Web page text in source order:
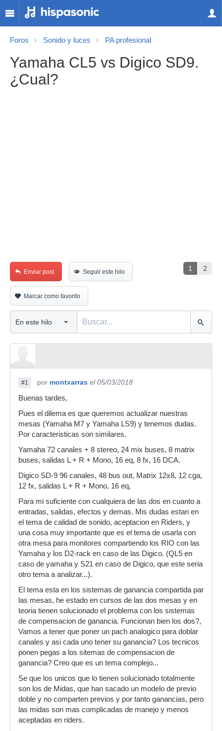
Foros Sonido y luces PA profesional
Yamaha CL5 vs Digico SD9.
¿Cual?
1 2
Enviar post Seguir este hilo
Marcar como favorito
#1 por montxarras el 05/03/2018
Buenas tardes,
Pues el dilema es que queremos actualizar nuestras
mesas (Yamaha M7 y Yamaha LS9) y tenemos dudas.
Por caracteristicas son similares.
Yamaha 72 canales + 8 stereo, 24 mix buses, 8 matrix
buses, salidas L + R + Mono, 16 eq, 8 fx, 16 DCA.
Digico SD-9 96 canales, 48 bus out, Matrix 12x8, 12 cga,
12 fx, salidas L + R + Mono, 16 eq,
Para mi suficiente con cualquiera de las dos en cuanto a
entradas, salidas, efectos y demas. Mis dudas estan en
el tema de calidad de sonido, aceptacion en Riders, y
una cosa muy importante que es el tema de usarla con
otra mesa para monitores compartiendo los RIO con las
Yamaha y los D2-rack en caso de las Digico. (QL5 en
caso de yamaha y S21 en caso de Digico, que este seria
otro tema a analizar...).
El tema esta en los sistemas de ganancia compartida par
las mesas, he estado en cursos de las dos mesas y en
teoria tienen solucionado el problema con los sistemas
de compensacion de ganancia. Funcionan bien los dos?,
Vamos a tener que poner un pach analogico para doblar
canales y asi cada uno tener su ganancia? Los tecnicos
ponen pegas a los sitemas de compensacion de
ganancia? Creo que es un tema complejo...
Se que los unicos que lo tienen solucionado totalmente
son los de Midas, que han sacado un modelo de previo
doble y no comparten previos y por tanto ganancias, pero
las midas son mas complicadas de manejo y menos
aceptadas en riders.